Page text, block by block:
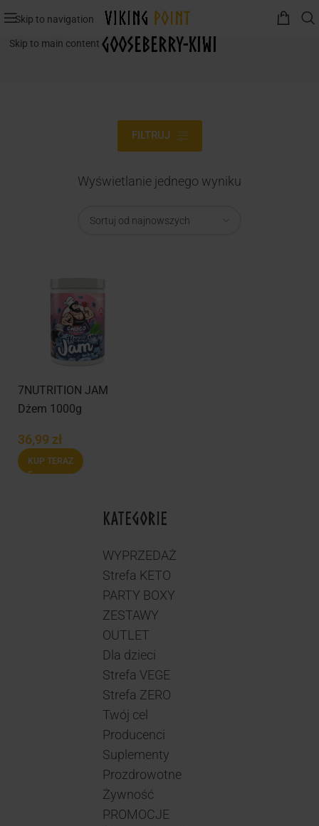
Skip to navigation
Skip to main content Gooseberry-Kiwi
KATEGORIE
WYPRZEDAŻ
Strefa KETO
PARTY BOXY
ZESTAWY
OUTLET
Dla dzieci
Strefa VEGE
Strefa ZERO
Twój cel
Producenci
Suplementy
Prozdrowotne
Żywność
PROMOCJE
FILTRUJ
Wyświetlanie jednego wyniku
7NUTRITION JAM
Dżem 1000g
36,99 zł
KUP TERAZ